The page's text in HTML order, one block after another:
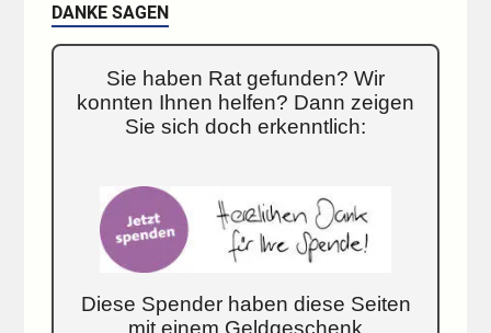
DANKE SAGEN
Sie haben Rat gefunden? Wir
konnten Ihnen helfen? Dann zeigen
Sie sich doch erkenntlich:
Diese Spender haben diese Seiten
mit einem Geldgeschenk